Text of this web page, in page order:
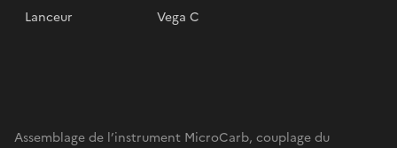
Lanceur Vega C
Assemblage de l’instrument MicroCarb, couplage du